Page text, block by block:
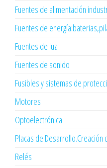
Fuentes de alimentación
Fuentes de
Fuentes de luz
Fuentes de sonido
Fusibles y sistemas de
Motores
Optoelectrónica
Placas de
Relés